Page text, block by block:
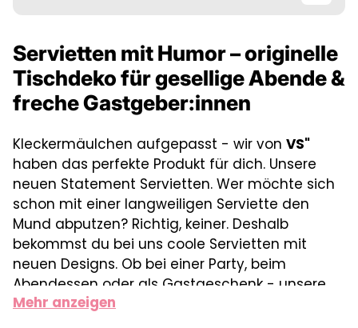
Servietten mit Humor – originelle
Tischdeko für gesellige Abende &
freche Gastgeber:innen
Kleckermäulchen aufgepasst - wir von VS"
haben das perfekte Produkt für dich. Unsere
neuen Statement Servietten. Wer möchte sich
schon mit einer langweiligen Serviette den
Mund abputzen? Richtig, keiner. Deshalb
bekommst du bei uns coole Servietten mit
neuen Designs. Ob bei einer Party, beim
Abendessen oder als Gastgeschenk - unsere
neuen Statement Servietten kommen immer
Mehr anzeigen